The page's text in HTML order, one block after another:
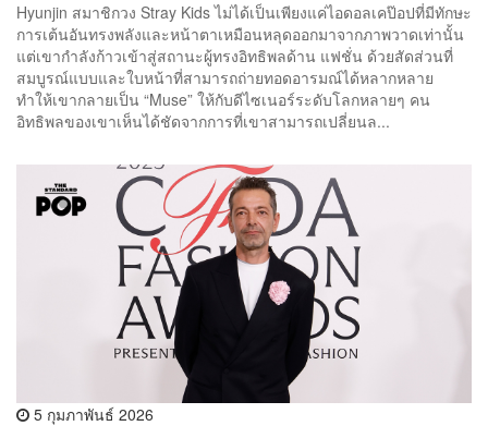
Hyunjin สมาชิกวง Stray Kids ไม่ได้เป็นเพียงแค่ไอดอลเคป๊อปที่มีทักษะ
การเต้นอันทรงพลังและหน้าตาเหมือนหลุดออกมาจากภาพวาดเท่านั้น
แต่เขากำลังก้าวเข้าสู่สถานะผู้ทรงอิทธิพลด้าน แฟชั่น ด้วยสัดส่วนที่
สมบูรณ์แบบและใบหน้าที่สามารถถ่ายทอดอารมณ์ได้หลากหลาย
ทำให้เขากลายเป็น “Muse” ให้กับดีไซเนอร์ระดับโลกหลายๆ คน
อิทธิพลของเขาเห็นได้ชัดจากการที่เขาสามารถเปลี่ยนล...
5 กุมภาพันธ์ 2026